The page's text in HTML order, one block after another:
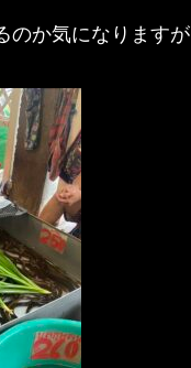
のか気になります